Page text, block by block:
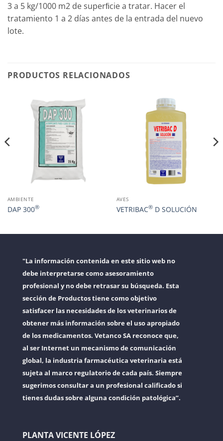
3 a 5 kg/1000 m2 de superﬁcie a tratar. Hacer el
tratamiento 1 a 2 días antes de la entrada del nuevo
lote.
PRODUCTOS RELACIONADOS
AMBIENTE
DAP 300®
AVES
VETRIBAC®D SOLUCIÓN
"La información contenida en este sitio web no
debe interpretarse como asesoramiento
profesional y no debe retrasar su búsqueda. Esta
sección de Productos tiene como objetivo
satisfacer las necesidades de los veterinarios de
obtener más información sobre el uso apropiado
de los medicamentos. Vetanco SA reconoce que,
al ser Internet un mecanismo de comunicación
global, la industria farmacéutica veterinaria está
sujeta al marco regulatorio de cada país. Siempre
sugerimos consultar a un profesional calificado si
tienes dudas sobre alguna condición patológica”.
PLANTA VICENTE LÓPEZ